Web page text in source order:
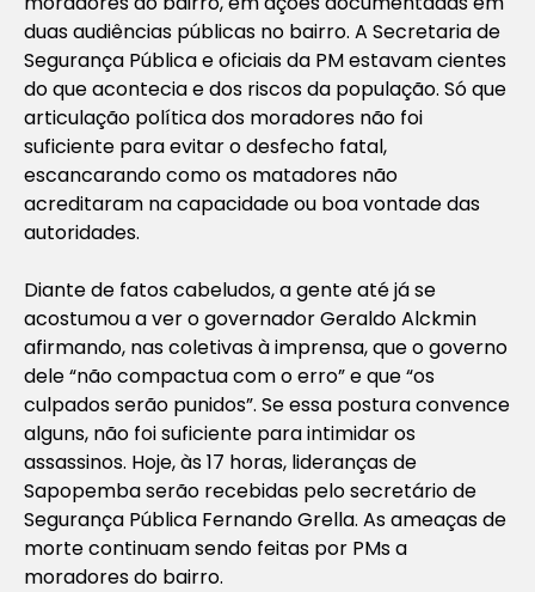
duas audiências públicas no bairro. A Secretaria de
Segurança Pública e oficiais da PM estavam cientes
do que acontecia e dos riscos da população. Só que
articulação política dos moradores não foi
suficiente para evitar o desfecho fatal,
escancarando como os matadores não
acreditaram na capacidade ou boa vontade das
autoridades.
Diante de fatos cabeludos, a gente até já se
acostumou a ver o governador Geraldo Alckmin
afirmando, nas coletivas à imprensa, que o governo
dele “não compactua com o erro” e que “os
culpados serão punidos”. Se essa postura convence
alguns, não foi suficiente para intimidar os
assassinos. Hoje, às 17 horas, lideranças de
Sapopemba serão recebidas pelo secretário de
Segurança Pública Fernando Grella. As ameaças de
morte continuam sendo feitas por PMs a
moradores do bairro.